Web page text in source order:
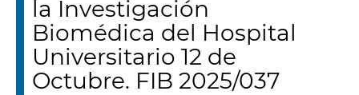
la Investigación
Biomédica del Hospital
Universitario 12 de
Octubre. FIB 2025/037